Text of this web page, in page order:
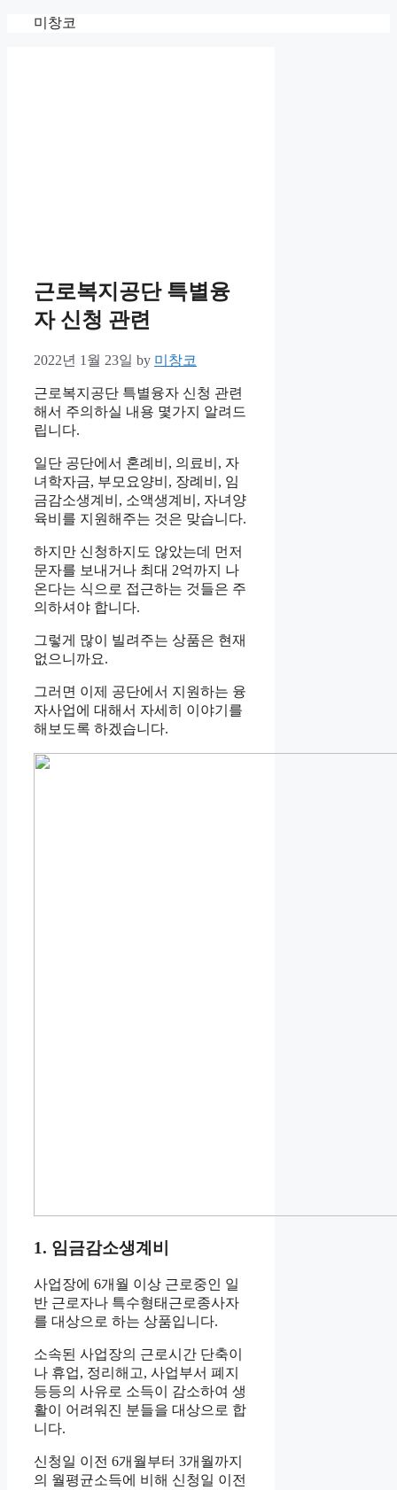
미창코
근로복지공단 특별융
자 신청 관련
2022년 1월 23일 by 미창코
근로복지공단 특별융자 신청 관련
해서 주의하실 내용 몇가지 알려드
립니다.
일단 공단에서 혼례비, 의료비, 자
녀학자금, 부모요양비, 장례비, 임
금감소생계비, 소액생계비, 자녀양
육비를 지원해주는 것은 맞습니다.
하지만 신청하지도 않았는데 먼저
문자를 보내거나 최대 2억까지 나
온다는 식으로 접근하는 것들은 주
의하셔야 합니다.
그렇게 많이 빌려주는 상품은 현재
없으니까요.
그러면 이제 공단에서 지원하는 융
자사업에 대해서 자세히 이야기를
해보도록 하겠습니다.
1. 임금감소생계비
사업장에 6개월 이상 근로중인 일
반 근로자나 특수형태근로종사자
를 대상으로 하는 상품입니다.
소속된 사업장의 근로시간 단축이
나 휴업, 정리해고, 사업부서 폐지
등등의 사유로 소득이 감소하여 생
활이 어려워진 분들을 대상으로 합
니다.
신청일 이전 6개월부터 3개월까지
의 월평균소득에 비해 신청일 이전